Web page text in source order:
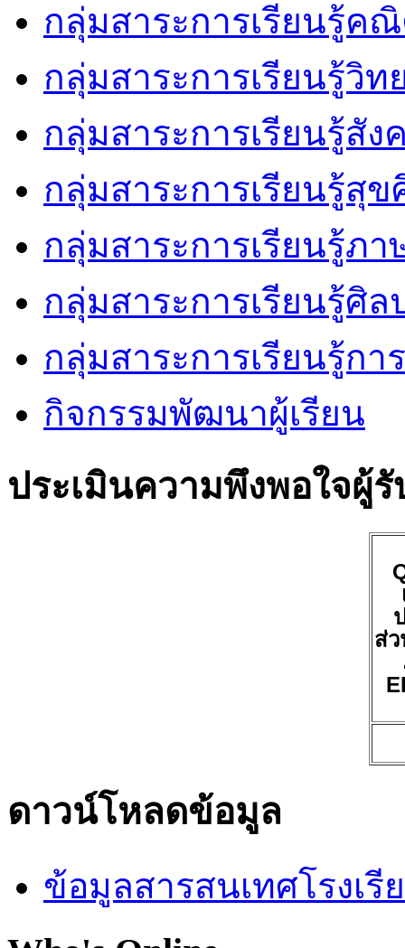
กลุ่มสาระการเรียนรู้ค
กลุ่มสาระการเรียนรู้วิท
กลุ่มสาระการเรียนรู้สัง
กลุ่มสาระการเรียนรู้สุ
กลุ่มสาระการเรียนรู้ภา
กลุ่มสาระการเรียนรู้ศิล
กลุ่มสาระการเรียนรู้กา
กิจกรรมพัฒนาผู้เรียน
ประเมินความพึงพอใจผู้รั
ส่ว
ดาวน์โหลดข้อมูล
ข้อมูลสารสนเทศโรงเรี